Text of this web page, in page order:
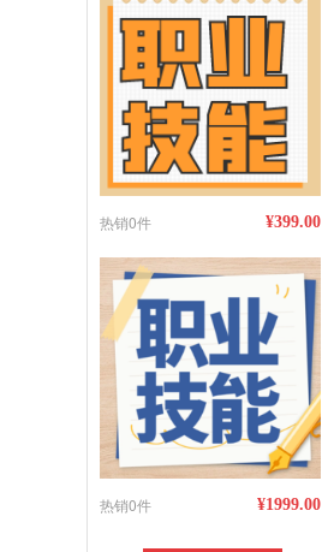
¥399.00
热销0件
¥1999.00
热销0件